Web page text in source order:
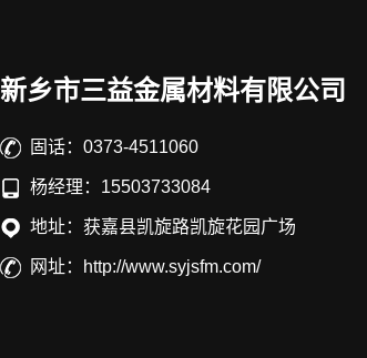
新乡市三益金属材料有限公司
固话：0373-4511060
杨经理：15503733084
地址：获嘉县凯旋路凯旋花园广场
网址：http://www.syjsfm.com/